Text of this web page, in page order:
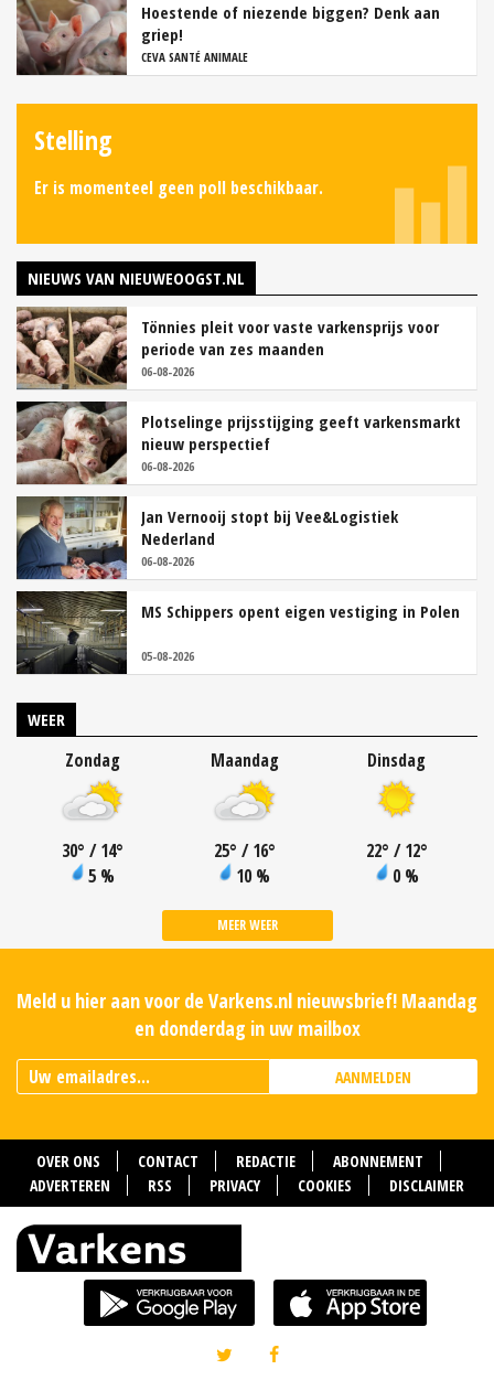
Hoestende of niezende biggen? Denk aan
griep!
CEVA SANTÉ ANIMALE
Stelling
Er is momenteel geen poll beschikbaar.
NIEUWS VAN NIEUWEOOGST.NL
Tönnies pleit voor vaste varkensprijs voor
periode van zes maanden
06-08-2026
Plotselinge prijsstijging geeft varkensmarkt
nieuw perspectief
06-08-2026
Jan Vernooij stopt bij Vee&Logistiek
Nederland
06-08-2026
MS Schippers opent eigen vestiging in Polen
05-08-2026
WEER
Zondag
30° / 14°
5 %
Maandag
25° / 16°
10 %
Dinsdag
22° / 12°
0 %
MEER WEER
Meld u hier aan voor de Varkens.nl nieuwsbrief! Maandag
en donderdag in uw mailbox
AANMELDEN
OVER ONS CONTACT REDACTIE
ABONNEMENT
ADVERTEREN
RSS PRIVACY COOKIES DISCLAIMER